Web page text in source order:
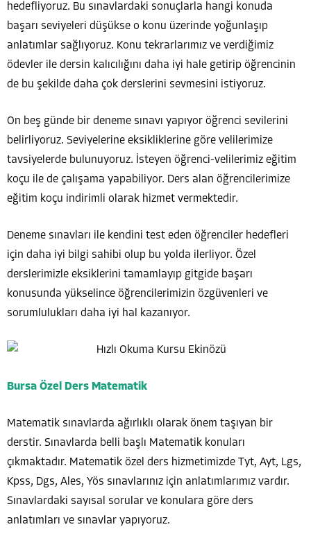
hedefliyoruz. Bu sınavlardaki sonuçlarla hangi konuda
başarı seviyeleri düşükse o konu üzerinde yoğunlaşıp
anlatımlar sağlıyoruz. Konu tekrarlarımız ve verdiğimiz
ödevler ile dersin kalıcılığını daha iyi hale getirip öğrencinin
de bu şekilde daha çok derslerini sevmesini istiyoruz.
On beş günde bir deneme sınavı yapıyor öğrenci sevilerini
belirliyoruz. Seviyelerine eksikliklerine göre velilerimize
tavsiyelerde bulunuyoruz. İsteyen öğrenci-velilerimiz eğitim
koçu ile de çalışama yapabiliyor. Ders alan öğrencilerimize
eğitim koçu indirimli olarak hizmet vermektedir.
Deneme sınavları ile kendini test eden öğrenciler hedefleri
için daha iyi bilgi sahibi olup bu yolda ilerliyor. Özel
derslerimizle eksiklerini tamamlayıp gitgide başarı
konusunda yükselince öğrencilerimizin özgüvenleri ve
sorumlulukları daha iyi hal kazanıyor.
Bursa Özel Ders Matematik
Matematik sınavlarda ağırlıklı olarak önem taşıyan bir
derstir. Sınavlarda belli başlı Matematik konuları
çıkmaktadır. Matematik özel ders hizmetimizde Tyt, Ayt, Lgs,
Kpss, Dgs, Ales, Yös sınavlarınız için anlatımlarımız vardır.
Sınavlardaki sayısal sorular ve konulara göre ders
anlatımları ve sınavlar yapıyoruz.